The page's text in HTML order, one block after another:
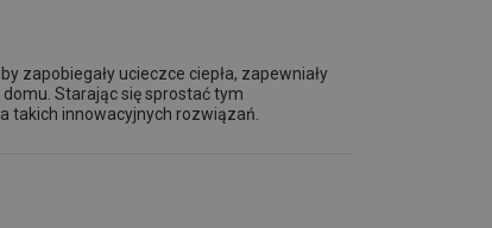
zapobiegały ucieczce ciepła, zapewniały
Starając się sprostać tym
takich innowacyjnych rozwiązań.